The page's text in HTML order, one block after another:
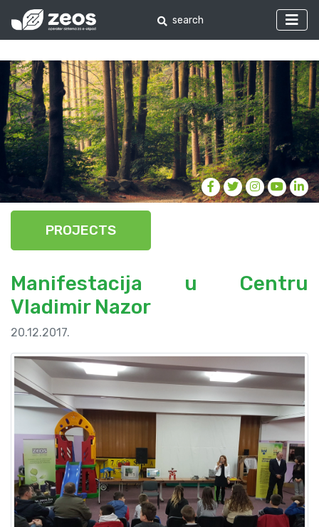
PROJECTS
Manifestacija u Centru
Vladimir Nazor
20.12.2017.